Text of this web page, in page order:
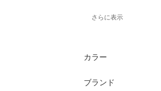
さらに表示
アクセサリー・腕時計
財布・ポーチ・ケース
カラー
ブランド